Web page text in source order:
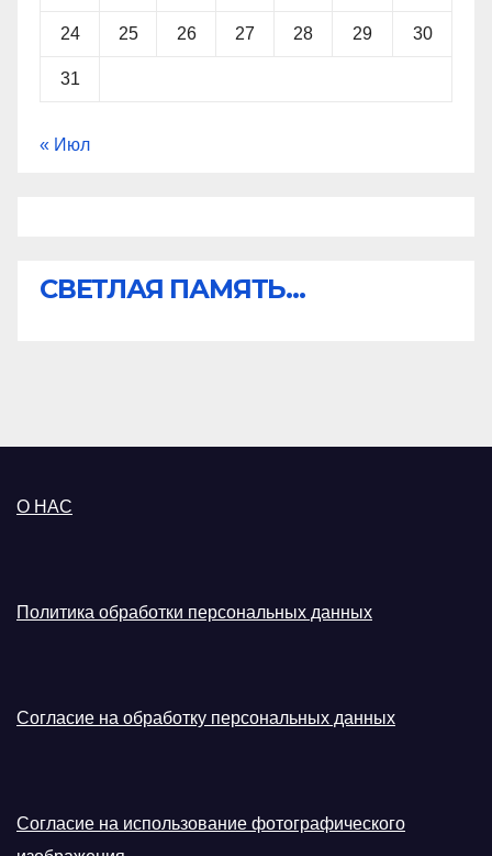
24 25 26 27 28 29 30
31
« Июл
СВЕТЛАЯ ПАМЯТЬ...
О НАС
Политика обработки персональных данных
Согласие на обработку персональных данных
Согласие на использование фотографического